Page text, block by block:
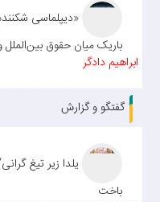
«دیپلماسی
باریک میان حقوق بین‌الملل
ابراهیم دادگر
گفتگو و گزارش
یلدا زیر تیغ
باخت